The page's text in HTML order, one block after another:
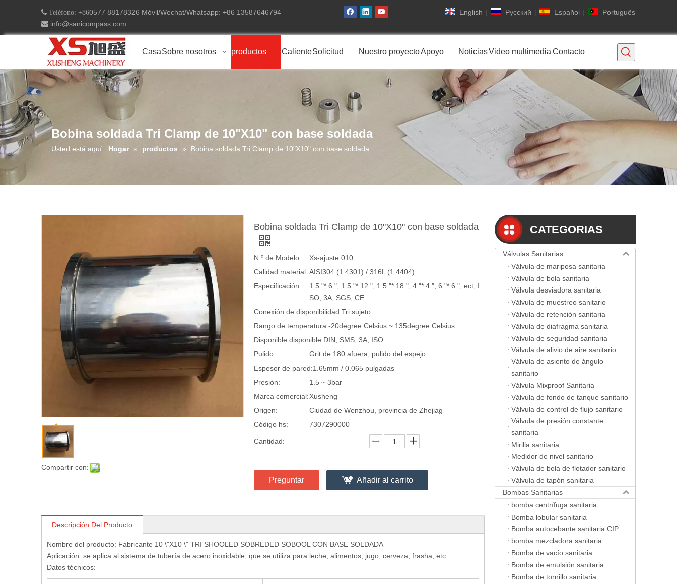
 Teléfono: +860577 88178326 Móvil/Wechat/Whatsapp: +86 13587646794
 info@sanicompass.com
English | Pусский | Español | Português
CasaSobre nosotros productos CalienteSolicitud Nuestro proyectoApoyo NoticiasVideo multimedia Contacto
Bobina soldada Tri Clamp de 10"X10" con base soldada
Usted está aquí: Hogar » productos » Bobina soldada Tri Clamp de 10"X10" con base soldada
Compartir con:
Bobina soldada Tri Clamp de 10"X10" con base soldada
N º de Modelo.:
Xs-ajuste 010
Calidad material: AISI304 (1.4301) / 316L (1.4404)
Especificación:
1.5 "* 6 ", 1.5 "* 12 ", 1.5 "* 18 ", 4 "* 4 ", 6 "* 6 ", ect, I
SO, 3A, SGS, CE
Conexión de disponibilidad:Tri sujeto
Rango de temperatura:-20degree Celsius ~ 135degree Celsius
Disponible disponible:DIN, SMS, 3A, ISO
Pulido:
Grit de 180 afuera, pulido del espejo.
Espesor de pared:1.65mm / 0.065 pulgadas
Presión:
1.5 ~ 3bar
Marca comercial:Xusheng
Origen:
Ciudad de Wenzhou, provincia de Zhejiag
Código hs:
7307290000
Cantidad:
Preguntar Añadir al carrito
Descripción Del Producto
Nombre del producto: Fabricante 10 \"X10 \" TRI SHOOLED SOBREDED SOBOOL CON BASE SOLDADA
Aplicación: se aplica al sistema de tubería de acero inoxidable, que se utiliza para leche, alimentos, jugo, cerveza, frasha, etc.
Datos técnicos:
CATEGORIAS
Válvulas Sanitarias
Válvula de mariposa sanitaria
Válvula de bola sanitaria
Válvula desviadora sanitaria
Válvula de muestreo sanitario
Válvula de retención sanitaria
Válvula de diafragma sanitaria
Válvula de seguridad sanitaria
Válvula de alivio de aire sanitario
Válvula de asiento de ángulo
sanitario
Válvula Mixproof Sanitaria
Válvula de fondo de tanque sanitario
Válvula de control de flujo sanitario
Válvula de presión constante
sanitaria
Mirilla sanitaria
Medidor de nivel sanitario
Válvula de bola de flotador sanitario
Válvula de tapón sanitaria
Bombas Sanitarias
bomba centrífuga sanitaria
Bomba lobular sanitaria
Bomba autocebante sanitaria CIP
bomba mezcladora sanitaria
Bomba de vacío sanitaria
Bomba de emulsión sanitaria
Bomba de tornillo sanitaria